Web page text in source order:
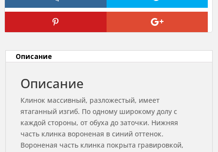
Описание
Описание
Клинок массивный, разложестый, имеет
ятаганный изгиб. По одному широкому долу с
каждой стороны, от обуха до заточки. Нижняя
часть клинка вороненая в синий оттенок.
Вороненая часть клинка покрыта гравировкой,